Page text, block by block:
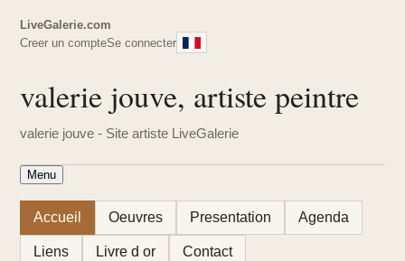
LiveGalerie.com
Creer un compteSe connecter
valerie jouve, artiste peintre
valerie jouve - Site artiste LiveGalerie
Menu
Accueil Oeuvres Presentation Agenda
Liens Livre d or Contact